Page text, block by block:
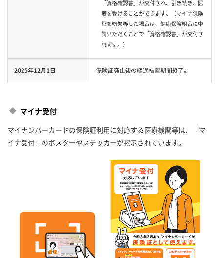
「資格確認書」が交付され、引き続き、医
療を受けることができます。（マイナ保険
証を紛失等した場合は、健康保険組合に申
請いただくことで「資格確認書」が交付さ
れます。）
2025年12月1日 保険証廃止後の経過措置期間終了。
マイナ受付
マイナンバーカードの保険証利用に対応する医療機関等は、「マ
イナ受付」のポスターやステッカーが掲示されています。